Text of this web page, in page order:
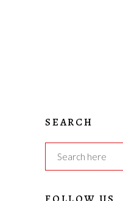
SEARCH